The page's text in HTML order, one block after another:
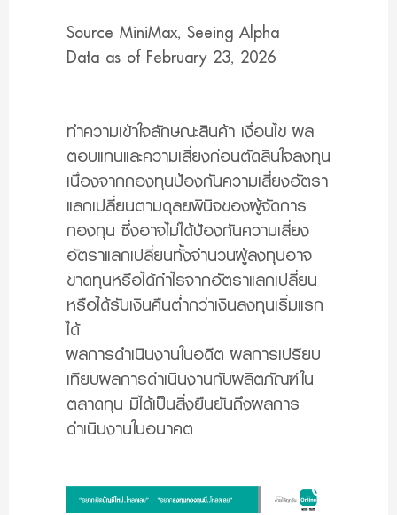
Source MiniMax, Seeing Alpha
Data as of February 23, 2026
ทำความเข้าใจลักษณะสินค้า เงื่อนไข ผล
ตอบแทนและความเสี่ยงก่อนตัดสินใจลงทุน
เนื่องจากกองทุนป้องกันความเสี่ยงอัตรา
แลกเปลี่ยนตามดุลยพินิจของผู้จัดการ
กองทุน ซึ่งอาจไม่ได้ป้องกันความเสี่ยง
อัตราแลกเปลี่ยนทั้งจำนวนผู้ลงทุนอาจ
ขาดทุนหรือได้กำไรจากอัตราแลกเปลี่ยน
หรือได้รับเงินคืนต่ำกว่าเงินลงทุนเริ่มแรก
ได้
ผลการดำเนินงานในอดีต ผลการเปรียบ
เทียบผลการดำเนินงานกับผลิตภัณฑ์ใน
ตลาดทุน มิได้เป็นสิ่งยืนยันถึงผลการ
ดำเนินงานในอนาคต